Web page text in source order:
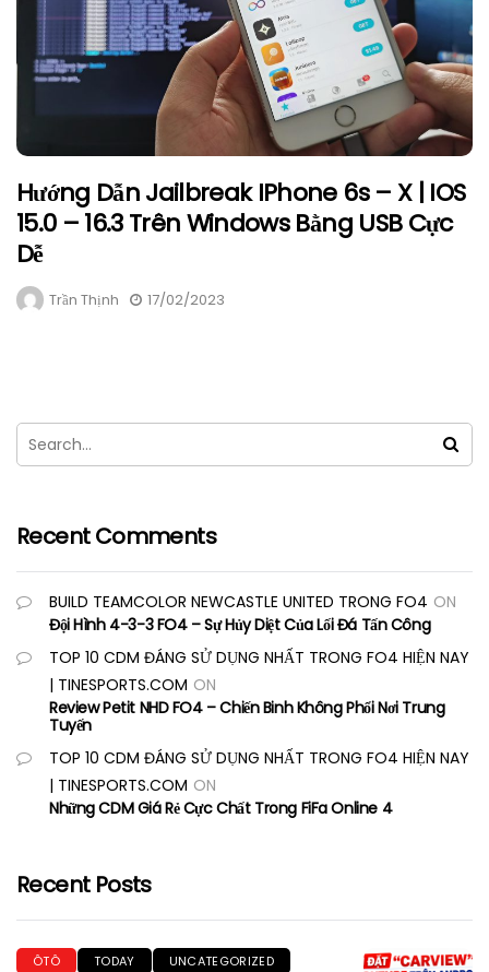
Hướng Dẫn Jailbreak IPhone 6s – X | IOS
15.0 – 16.3 Trên Windows Bằng USB Cực
Dễ
Trần Thịnh 17/02/2023
Recent Comments
BUILD TEAMCOLOR NEWCASTLE UNITED TRONG FO4 ON
Đội Hình 4-3-3 FO4 – Sự Hủy Diệt Của Lối Đá Tấn Công
TOP 10 CDM ĐÁNG SỬ DỤNG NHẤT TRONG FO4 HIỆN NAY
| TINESPORTS.COM ON
Review Petit NHD FO4 – Chiến Binh Không Phổi Nơi Trung
Tuyến
TOP 10 CDM ĐÁNG SỬ DỤNG NHẤT TRONG FO4 HIỆN NAY
| TINESPORTS.COM ON
Những CDM Giá Rẻ Cực Chất Trong FiFa Online 4
Recent Posts
ÔTÔ TODAY
UNCATEGORIZED